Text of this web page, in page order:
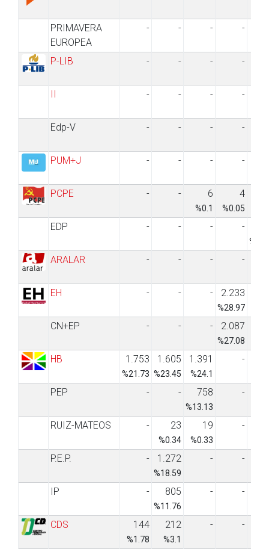
PRIMAVERA
EUROPEA
- - - -
P-LIB - - - -
- - - -
Edp-V - - - -
PUM+J - - - -
PCPE - - 6
%0.1
4
%0.05
EDP - - - -
ARALAR - - - -
EH - - - 2.233
%28.97
CN+EP - - - 2.087
%27.08
HB 1.753
%21.73
1.605
%23.45
1.391
%24.1
-
PEP - - 758
%13.13
-
RUIZ-MATEOS - 23
%0.34
19
%0.33
-
P.E.P. - 1.272
%18.59
- -
IP - 805
%11.76
- -
CDS 144
%1.78
212
%3.1
- -